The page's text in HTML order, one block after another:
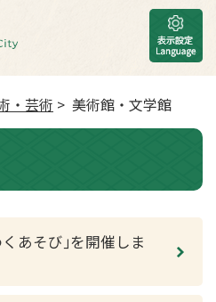
・芸術 > 美術館・文学館
あそび｣を開催しま